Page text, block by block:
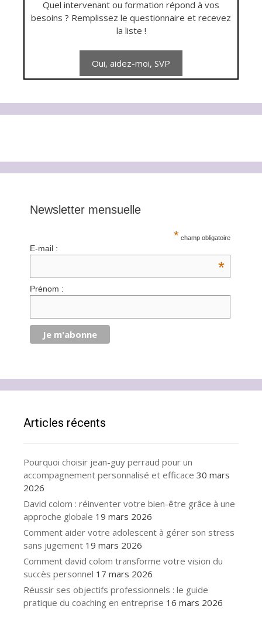
Quel intervenant ou formation répond à vos
besoins ? Remplissez le questionnaire et recevez
la liste !
Newsletter mensuelle
* champ obligatoire
E-mail :
*
Prénom :
Articles récents
Pourquoi choisir jean-guy perraud pour un
accompagnement personnalisé et efficace 30 mars
2026
David colom : réinventer votre bien-être grâce à une
approche globale 19 mars 2026
Comment aider votre adolescent à gérer son stress
sans jugement 19 mars 2026
Comment david colom transforme votre vision du
succès personnel 17 mars 2026
Réussir ses objectifs professionnels : le guide
pratique du coaching en entreprise 16 mars 2026